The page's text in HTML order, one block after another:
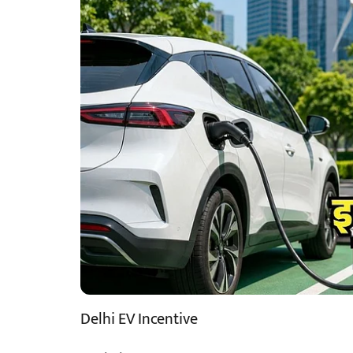
Delhi EV Incentive